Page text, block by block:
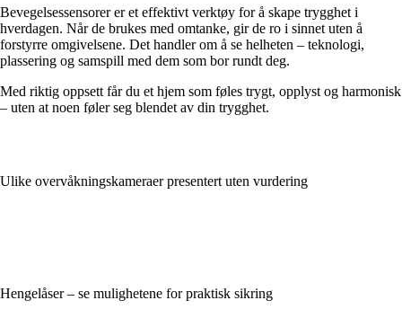
Bevegelsessensorer er et effektivt verktøy for å skape trygghet i
hverdagen. Når de brukes med omtanke, gir de ro i sinnet uten å
forstyrre omgivelsene. Det handler om å se helheten – teknologi,
plassering og samspill med dem som bor rundt deg.
Med riktig oppsett får du et hjem som føles trygt, opplyst og harmonisk
– uten at noen føler seg blendet av din trygghet.
Ulike overvåkningskameraer presentert uten vurdering
Hengelåser – se mulighetene for praktisk sikring